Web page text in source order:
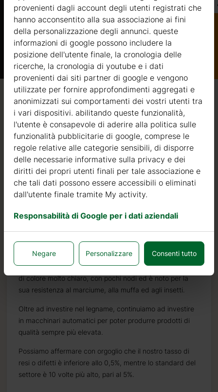
42714 €
Qualità / garanzia / consulenza
Qualità
Siamo attivi nel settore della produzione di strutture in
legno dal 2004. Nel corso di questi anni, abbiamo
selezionato i migliori fornitori di legname. Utilizziamo
esclusivamente abete nordico a crescita lenta
Il legno di abete nordico si distingue per le sue
caratteristiche ideali per la costruzione di case in legno. È
di colore molto chiaro, con pochi nodi ed è noto per la
sua resistenza al marciume, alla muffa ed agli insetti.
Oltre ad investire nel legname, continuiamo ad investire
in macchinari automatici per poter produrre prodotti di
qualità sempre più elevata.
Possiamo affermare con orgoglio che il nostro tasso di
resi o difetti è inferiore allo 0,5%, mentre lo standard del
settore è 10 volte più alto, pari al 5%.
provenienti dagli account degli utenti registrati che
hanno acconsentito alla sua associazione ai fini
della personalizzazione degli annunci. queste
informazioni di google possono includere la
posizione dell'utente finale, la cronologia delle
ricerche, la cronologia di youtube e i dati
provenienti dai siti partner di google e vengono
utilizzate per fornire approfondimenti aggregati e
anonimizzati sui comportamenti dei vostri utenti tra
i vari dispositivi. abilitando queste funzionalità,
l'utente è consapevole di aderire alla politica sulle
funzionalità pubblicitarie di google, comprese le
regole relative alle categorie sensibili, di disporre
delle necessarie informative sulla privacy e dei
diritti dei propri utenti finali per tale associazione e
che tali dati possono essere accessibili o eliminati
dall'utente finale tramite My activity.
Responsabilità di Google per i dati aziendali
Negare Personalizzare Consenti tutto